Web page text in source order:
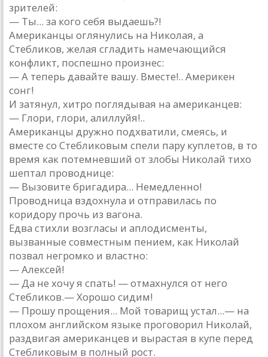
зрителей:
— Ты... за кого себя выдаешь?!
Американцы оглянулись на Николая, а
Стебликов, желая сгладить намечающийся
конфликт, поспешно произнес:
— А теперь давайте вашу. Вместе!.. Америкен
сонг!
И затянул, хитро поглядывая на американцев:
— Глори, глори, алиллуйя!..
Американцы дружно подхватили, смеясь, и
вместе со Стебликовым спели пару куплетов, в то
время как потемневший от злобы Николай тихо
шептал проводнице:
— Вызовите бригадира... Немедленно!
Проводница вздохнула и отправилась по
коридору прочь из вагона.
Едва стихли возгласы и аплодисменты,
вызванные совместным пением, как Николай
позвал негромко и властно:
— Алексей!
— Да не хочу я спать! — отмахнулся от него
Стебликов.— Хорошо сидим!
— Прошу прощения... Мой товарищ устал...— на
плохом английском языке проговорил Николай,
раздвигая американцев и вырастая в купе перед
Стебликовым в полный рост.